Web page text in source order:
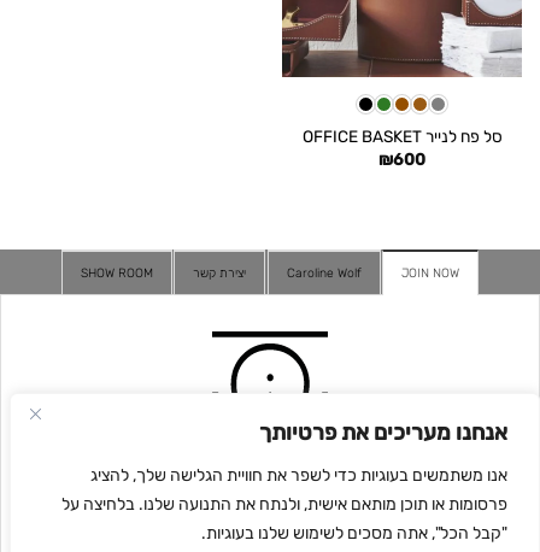
אנחנו מעריכים את פרטיותך
אנו משתמשים בעוגיות כדי לשפר את חוויית הגלישה שלך, להציג
פרסומות או תוכן מותאם אישית, ולנתח את התנועה שלנו. בלחיצה על
"קבל הכל", אתה מסכים לשימוש שלנו בעוגיות.
סל פח לנייר OFFICE BASKET
₪600
JOIN NOW
Caroline Wolf יצירת קשר SHOW ROOM